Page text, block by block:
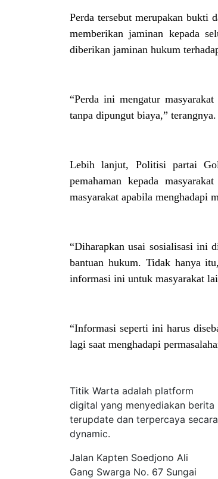
Perda tersebut merupakan bukti
memberikan jaminan kepada
diberikan jaminan hukum
“Perda ini mengatur
tanpa dipungut biaya,” terangnya.
Lebih lanjut, Politisi partai
pemahaman kepada
masyarakat apabila menghadapi
“Diharapkan usai sosialisasi ini
bantuan hukum. Tidak hanya
informasi ini untuk masyarakat
“Informasi seperti ini harus
lagi saat menghadapi
Titik Warta adalah platform
digital yang menyediakan berita
terupdate dan terpercaya secara
dynamic.
Jalan Kapten Soedjono Ali
Gang Swarga No. 67 Sungai